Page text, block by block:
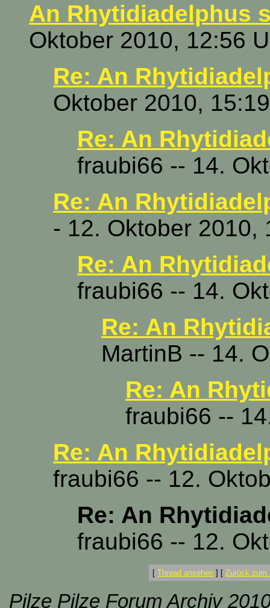
An Rhytidiadelphus
Oktober 2010, 12:56
Re: An
Oktober 2010,
Re: An
fraubi66 -- 14.
Re: An
- 12. Oktober 2010,
Re: An
fraubi66 -- 14.
Re: An
MartinB -- 14.
Re: An
fraubi66 --
Re: An
fraubi66 -- 12.
Re: An
fraubi66 -- 12.
[ Thread ansehen ] [ Zurück zum
Pilze Pilze Forum Archiv